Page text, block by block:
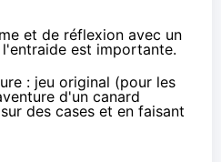
et de réflexion avec un
est importante.
: jeu original (pour les
d'un canard
des cases et en faisant